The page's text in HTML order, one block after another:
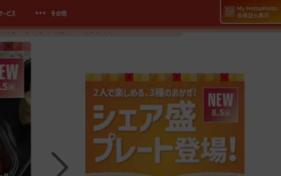
ビス その他
のほっともっと一部店舗において、臨時休業や営
さいますようお願いいたします。